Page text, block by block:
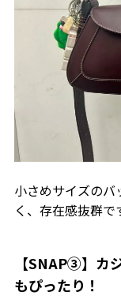
小さめサイズの
く、存在感抜群で
【SNAP③】カ
もぴったり！